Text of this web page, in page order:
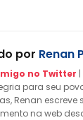
por Renan
no Twitter
para seu
Renan escreve
na web